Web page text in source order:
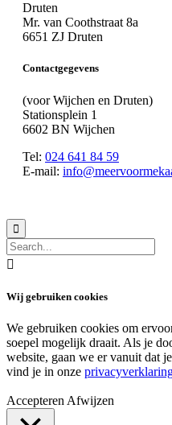
Druten
Mr. van Coothstraat 8a
6651 ZJ Druten
Contactgegevens
(voor Wijchen en Druten)
Stationsplein 1
6602 BN Wijchen
Tel: 024 641 84 59
E-mail:


Wij gebruiken cookies
We gebruiken cookies om
soepel mogelijk draait. Als je
website, gaan we er vanuit dat
vind je in onze
Accepteren Afwijzen